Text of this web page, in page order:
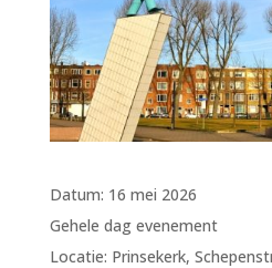
Datum: 16 mei 2026
Gehele dag evenement
Locatie: Prinsekerk,